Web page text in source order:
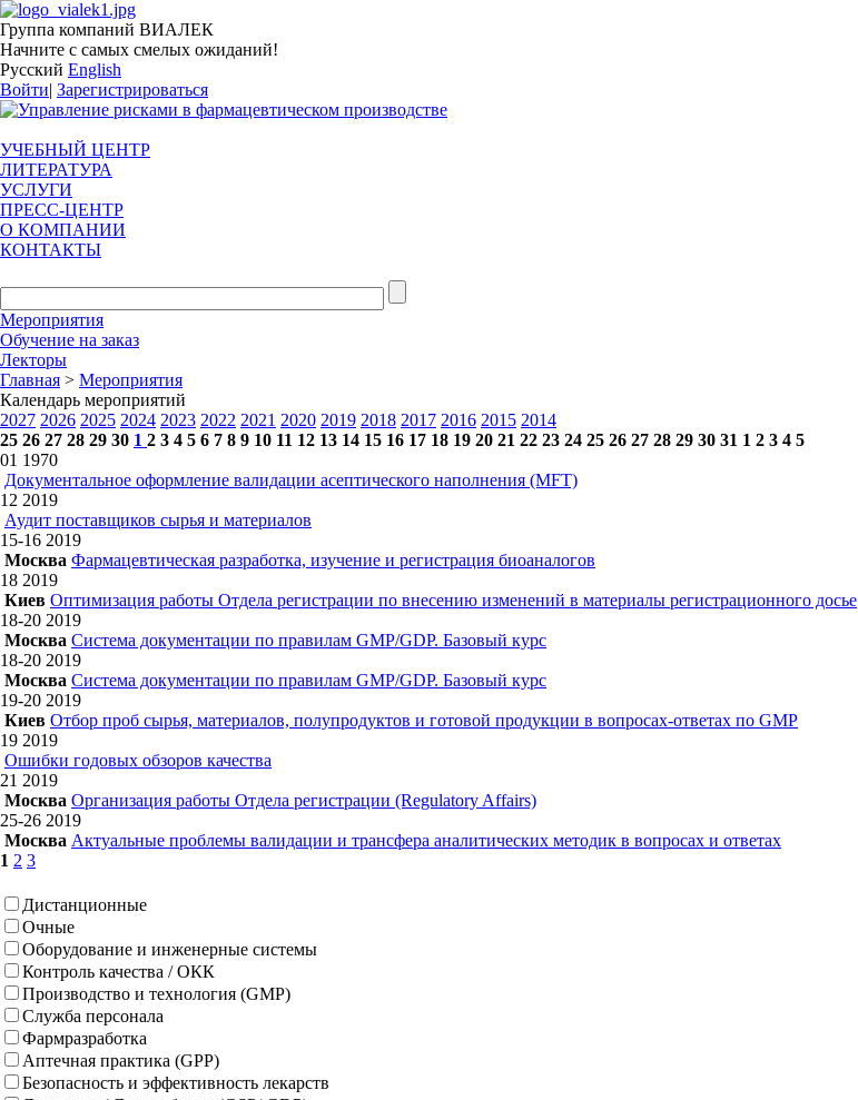
Группа компаний ВИАЛЕК
Начните с самых смелых ожиданий!
Русский English
Войти| Зарегистрироваться
УЧЕБНЫЙ ЦЕНТР
ЛИТЕРАТУРА
УСЛУГИ
ПРЕСС-ЦЕНТР
О КОМПАНИИ
КОНТАКТЫ
Мероприятия
Обучение на заказ
Лекторы
Главная > Мероприятия
Календарь мероприятий
2027 2026 2025 2024 2023 2022 2021 2020 2019 2018 2017 2016 2015 2014
25 26 27 28 29 30 1 2 3 4 5 6 7 8 9 10 11 12 13 14 15 16 17 18 19 20 21 22 23 24 25 26 27 28 29 30 31 1 2 3 4 5
01 1970
Документальное оформление валидации асептического наполнения (MFT)
12 2019
Аудит поставщиков сырья и материалов
15-16 2019
Москва Фармацевтическая разработка, изучение и регистрация биоаналогов
18 2019
Киев Оптимизация работы Отдела регистрации по внесению изменений в материалы регистрационного досье
18-20 2019
Москва Система документации по правилам GMP/GDP. Базовый курс
18-20 2019
Москва Система документации по правилам GMP/GDP. Базовый курс
19-20 2019
Киев Отбор проб сырья, материалов, полупродуктов и готовой продукции в вопросах-ответах по GMP
19 2019
Ошибки годовых обзоров качества
21 2019
Москва Организация работы Отдела регистрации (Regulatory Affairs)
25-26 2019
Москва Актуальные проблемы валидации и трансфера аналитических методик в вопросах и ответах
1 2 3
Дистанционные
Очные
Оборудование и инженерные системы
Контроль качества / ОКК
Производство и технология (GMP)
Служба персонала
Фармразработка
Аптечная практика (GPP)
Безопасность и эффективность лекарств